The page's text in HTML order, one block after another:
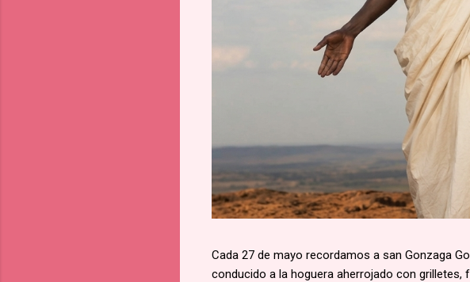
Cada 27 de mayo recordamos a san Gonzaga
conducido a la hoguera aherrojado con